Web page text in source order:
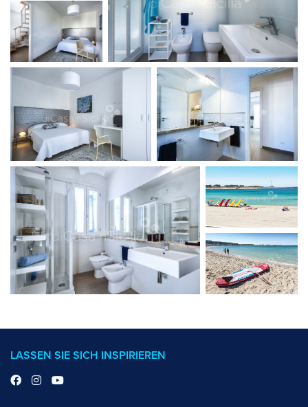
LASSEN SIE SICH INSPIRIEREN